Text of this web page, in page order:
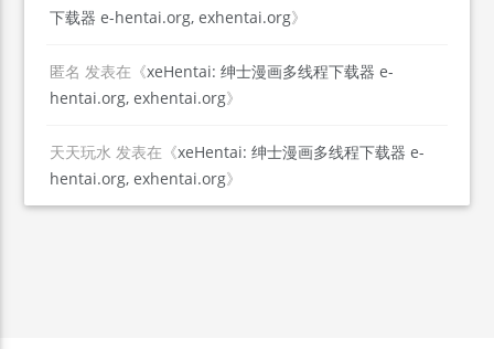
下载器 e-hentai.org, exhentai.org》
匿名 发表在《xeHentai: 绅士漫画多线程下载器 e-
hentai.org, exhentai.org》
天天玩水 发表在《xeHentai: 绅士漫画多线程下载器 e-
hentai.org, exhentai.org》